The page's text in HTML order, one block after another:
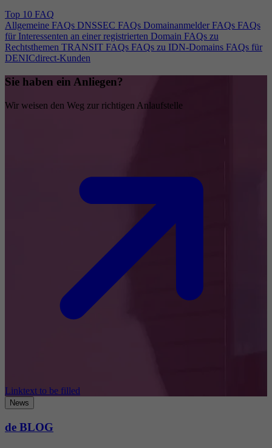
Top 10 FAQ
Allgemeine FAQs DNSSEC FAQs Domainanmelder FAQs FAQs
für Interessenten an einer registrierten Domain FAQs zu
Rechtsthemen TRANSIT FAQs FAQs zu IDN-Domains FAQs für
DENICdirect-Kunden
Sie haben ein Anliegen?
Wir weisen den Weg zur richtigen Anlaufstelle
Linktext to be filled
News
de BLOG